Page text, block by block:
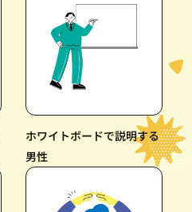
ホワイトボードで説明する
男性